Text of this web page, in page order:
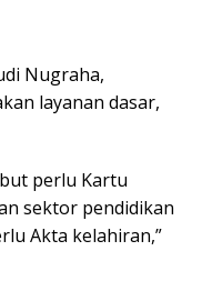
Nugraha,
layanan dasar,
perlu Kartu
sektor pendidikan
Akta kelahiran,”